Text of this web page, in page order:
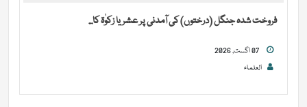
فروخت شدہ جنگل (درختوں) کی آمدنی پر عشر یا زکوٰۃ کا...
العلماء